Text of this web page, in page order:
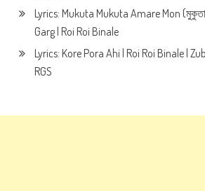
Lyrics: Mukuta Mukuta Amare Mon
Garg | Roi Roi Binale
Lyrics: Kore Pora Ahi | Roi Roi Binale |
RGS